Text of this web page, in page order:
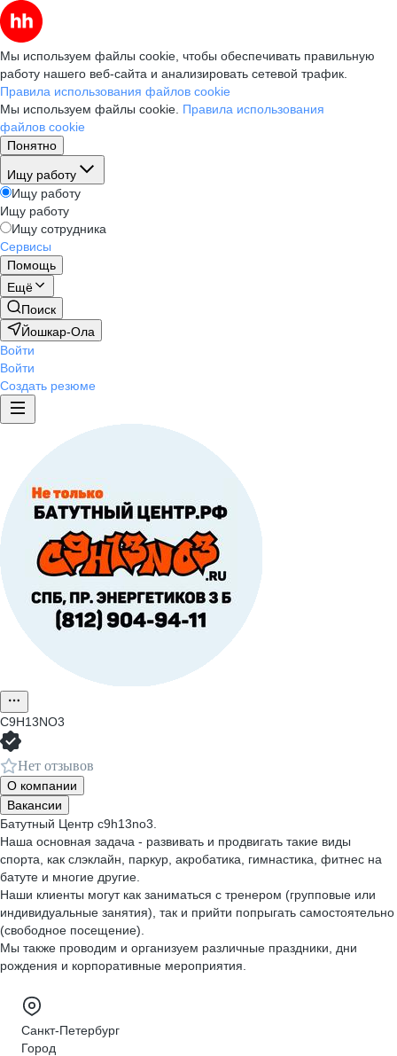
Мы используем файлы cookie, чтобы обеспечивать правильную
работу нашего веб-сайта и анализировать сетевой трафик.
Правила использования файлов cookie
Мы используем файлы cookie. Правила использования
файлов cookie
Понятно
Ищу работу
Ищу работу
Ищу работу
Ищу сотрудника
Сервисы
Помощь
Ещё
Поиск
Йошкар-Ола
Войти
Войти
Создать резюме
C9H13NO3
Нет отзывов
О компании
Вакансии
Батутный Центр c9h13no3.
Наша основная задача - развивать и продвигать такие виды
спорта, как слэклайн, паркур, акробатика, гимнастика, фитнес на
батуте и многие другие.
Наши клиенты могут как заниматься с тренером (групповые или
индивидуальные занятия), так и прийти попрыгать самостоятельно
(свободное посещение).
Мы также проводим и организуем различные праздники, дни
рождения и корпоративные мероприятия.
Санкт-Петербург
Город